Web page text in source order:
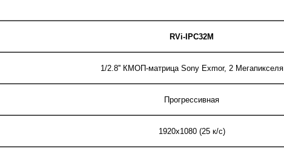
RVi-IPC32M
1/2.8'' КМОП-матрица Sony Exmor, 2 Мегапикселя
Прогрессивная
1920х1080 (25 к/с)